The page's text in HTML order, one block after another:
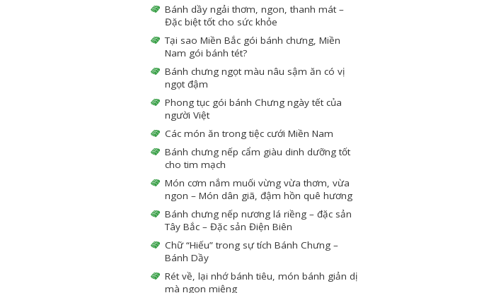
Bánh dầy ngải thơm, ngon, thanh mát –
Đặc biệt tốt cho sức khỏe
Tại sao Miền Bắc gói bánh chưng, Miền
Nam gói bánh tét?
Bánh chưng ngọt màu nâu sậm ăn có vị
ngọt đậm
Phong tục gói bánh Chưng ngày tết của
người Việt
Các món ăn trong tiệc cưới Miền Nam
Bánh chưng nếp cẩm giàu dinh dưỡng tốt
cho tim mạch
Món cơm nắm muối vừng vừa thơm, vừa
ngon – Món dân giã, đậm hồn quê hương
Bánh chưng nếp nương lá riềng – đặc sản
Tây Bắc – Đặc sản Điện Biên
Chữ “Hiếu” trong sự tích Bánh Chưng –
Bánh Dầy
Rét về, lại nhớ bánh tiêu, món bánh giản dị
mà ngon miệng